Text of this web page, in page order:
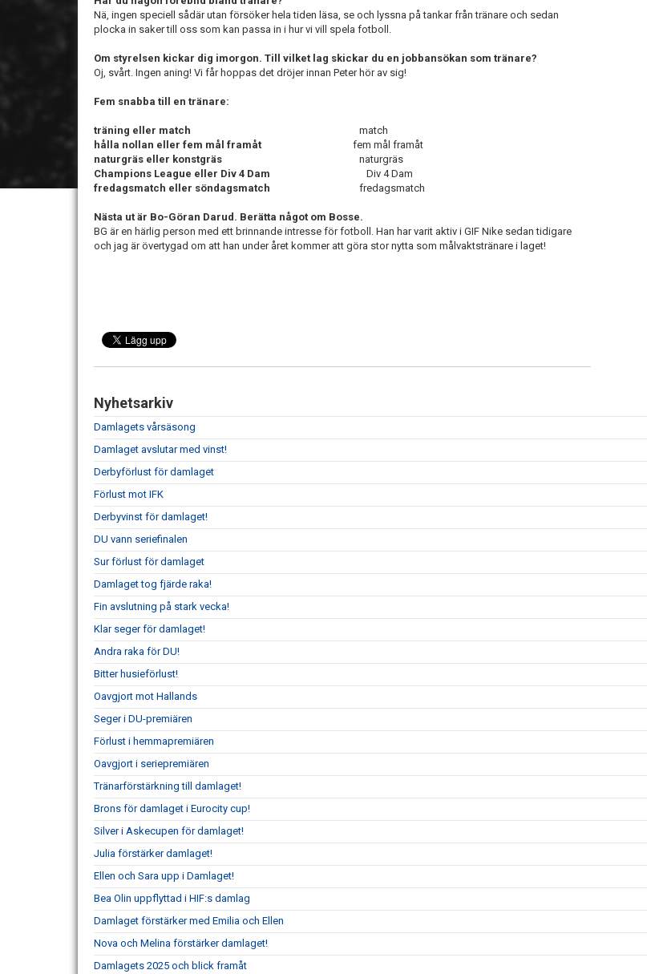
Nä, ingen speciell sådär utan försöker hela tiden läsa, se och lyssna på tankar från tränare och sedan
plocka in saker till oss som kan passa in i hur vi vill spela fotboll.
Om styrelsen kickar dig imorgon. Till vilket lag skickar du en jobbansökan som tränare?
Oj, svårt. Ingen aning! Vi får hoppas det dröjer innan Peter hör av sig!
Fem snabba till en tränare:
träning eller match match
hålla nollan eller fem mål framåt
fem mål framåt
naturgräs eller konstgräs naturgräs
Champions League eller Div 4 Dam
Div 4 Dam
fredagsmatch eller söndagsmatch fredagsmatch
Nästa ut är Bo-Göran Darud. Berätta något om Bosse.
BG är en härlig person med ett brinnande intresse för fotboll. Han har varit aktiv i GIF Nike sedan tidigare
och jag är övertygad om att han under året kommer att göra stor nytta som målvaktstränare i laget!
Nyhetsarkiv
Damlagets vårsäsong
Damlaget avslutar med vinst!
Derbyförlust för damlaget
Förlust mot IFK
Derbyvinst för damlaget!
DU vann seriefinalen
Sur förlust för damlaget
Damlaget tog fjärde raka!
Fin avslutning på stark vecka!
Klar seger för damlaget!
Andra raka för DU!
Bitter husieförlust!
Oavgjort mot Hallands
Seger i DU-premiären
Förlust i hemmapremiären
Oavgjort i seriepremiären
Tränarförstärkning till damlaget!
Brons för damlaget i Eurocity cup!
Silver i Askecupen för damlaget!
Julia förstärker damlaget!
Ellen och Sara upp i Damlaget!
Bea Olin uppflyttad i HIF:s damlag
Damlaget förstärker med Emilia och Ellen
Nova och Melina förstärker damlaget!
Damlagets 2025 och blick framåt